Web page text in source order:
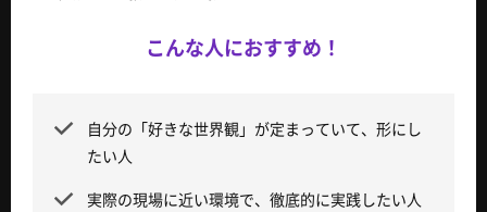
こんな人におすすめ！
自分の「好きな世界観」が定まっていて、形にし
たい人
実際の現場に近い環境で、徹底的に実践したい人